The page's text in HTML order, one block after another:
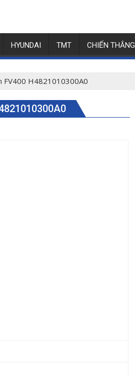
HYUNDAI TMT CHIẾN THẮNG
FV400 H4821010300A0